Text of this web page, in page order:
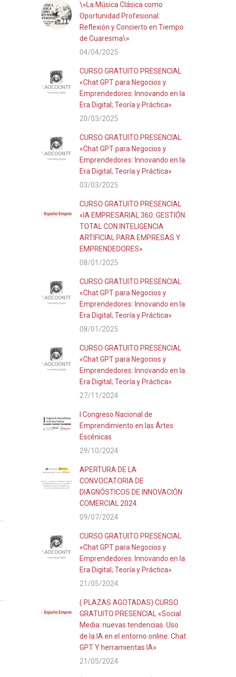
\»La Música Clásica como
Oportunidad Profesional:
Reflexión y Concierto en Tiempo
de Cuaresma\»
04/04/2025
CURSO GRATUITO PRESENCIAL
«Chat GPT para Negocios y
Emprendedores: Innovando en la
Era Digital; Teoría y Práctica»
20/03/2025
CURSO GRATUITO PRESENCIAL
«Chat GPT para Negocios y
Emprendedores: Innovando en la
Era Digital; Teoría y Práctica»
03/03/2025
CURSO GRATUITO PRESENCIAL
«IA EMPRESARIAL 360: GESTIÓN
TOTAL CON INTELIGENCIA
ARTIFICIAL PARA EMPRESAS Y
EMPRENDEDORES»
08/01/2025
CURSO GRATUITO PRESENCIAL
«Chat GPT para Negocios y
Emprendedores: Innovando en la
Era Digital; Teoría y Práctica»
08/01/2025
CURSO GRATUITO PRESENCIAL
«Chat GPT para Negocios y
Emprendedores: Innovando en la
Era Digital; Teoría y Práctica»
27/11/2024
I Congreso Nacional de
Emprendimiento en las Ártes
Escénicas
29/10/2024
APERTURA DE LA
CONVOCATORIA DE
DIAGNÓSTICOS DE INNOVACIÓN
COMERCIAL 2024
09/07/2024
CURSO GRATUITO PRESENCIAL
«Chat GPT para Negocios y
Emprendedores: Innovando en la
Era Digital; Teoría y Práctica»
21/05/2024
( PLAZAS AGOTADAS) CURSO
GRATUITO PRESENCIAL «Social
Media: nuevas tendencias. Uso
de la IA en el entorno online: Chat
GPT Y herramientas IA»
21/05/2024